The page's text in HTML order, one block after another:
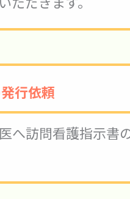
行依頼
へ訪問看護指示書